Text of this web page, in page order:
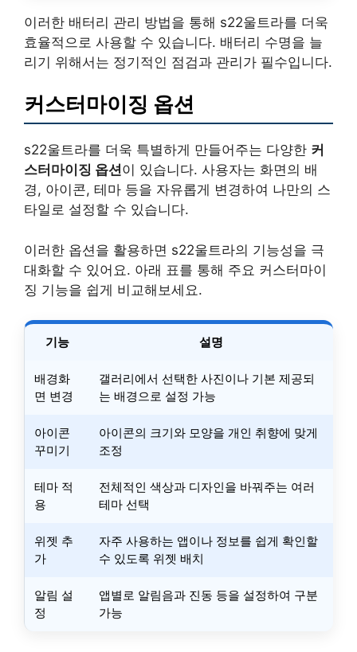
이러한 배터리 관리 방법을 통해 s22울트라를 더욱
효율적으로 사용할 수 있습니다. 배터리 수명을 늘
리기 위해서는 정기적인 점검과 관리가 필수입니다.
커스터마이징 옵션
s22울트라를 더욱 특별하게 만들어주는 다양한 커
스터마이징 옵션이 있습니다. 사용자는 화면의 배
경, 아이콘, 테마 등을 자유롭게 변경하여 나만의 스
타일로 설정할 수 있습니다.
이러한 옵션을 활용하면 s22울트라의 기능성을 극
대화할 수 있어요. 아래 표를 통해 주요 커스터마이
징 기능을 쉽게 비교해보세요.
기능 설명
배경화
면 변경
갤러리에서 선택한 사진이나 기본 제공되
는 배경으로 설정 가능
아이콘
꾸미기
아이콘의 크기와 모양을 개인 취향에 맞게
조정
테마 적
용
전체적인 색상과 디자인을 바꿔주는 여러
테마 선택
위젯 추
가
자주 사용하는 앱이나 정보를 쉽게 확인할
수 있도록 위젯 배치
알림 설
정
앱별로 알림음과 진동 등을 설정하여 구분
가능